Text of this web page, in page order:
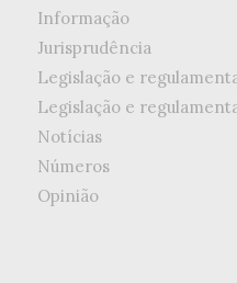
Informação
Jurisprudência
Legislação e
Legislação e
Notícias
Números
Opinião